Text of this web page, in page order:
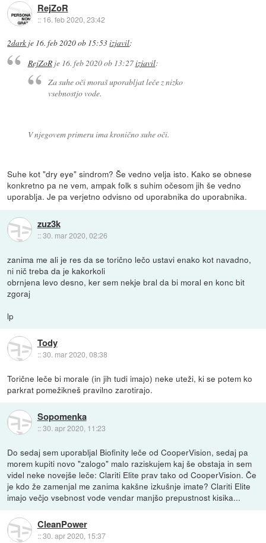
RejZoR
:: 16. feb 2020, 23:42
2dark je 16. feb 2020 ob 15:53izjavil:
RejZoRje 16. feb 2020 ob 13:27izjavil:
Za suhe oči moraš uporabljat leče z nizko
vsebnostjo vode.
V njegovem primeru ima kronično suhe oči.
Suhe kot "dry eye" sindrom? Še vedno velja isto. Kako se obnese
konkretno pa ne vem, ampak folk s suhim očesom jih še vedno
uporablja. Je pa verjetno odvisno od uporabnika do uporabnika.
zuz3k
::30. mar 2020, 02:26
zanima me ali je res da se torično lečo ustavi enako kot navadno,
ni nič treba da je kakorkoli
obrnjena levo desno, ker sem nekje bral da bi moral en konc bit
zgoraj
lp
Tody
::30. mar 2020, 08:38
Torične leče bi morale (in jih tudi imajo) neke uteži, ki se potem ko
parkrat pomežikneš pravilno zarotirajo.
Sopomenka
::30. apr 2020, 11:23
Do sedaj sem uporabljal Biofinity leče od CooperVision, sedaj pa
morem kupiti novo "zalogo" malo raziskujem kaj še obstaja in sem
videl neke novejše leče: Clariti Elite prav tako od CooperVision. Če
je kdo že zamenjal me zanima kakšne izkušnje imate? Clariti Elite
imajo večjo vsebnost vode vendar manjšo prepustnost kisika...
CleanPower
::30. apr 2020, 15:37